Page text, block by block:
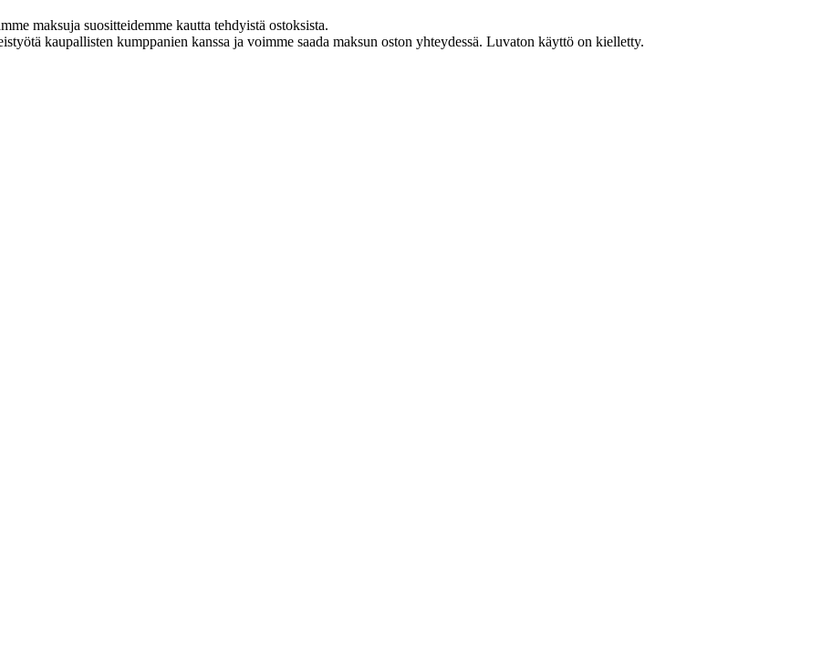
maksuja suositteidemme kautta tehdyistä ostoksista.
kaupallisten kumppanien kanssa ja voimme saada maksun oston yhteydessä. Luvaton käyttö on kielletty.